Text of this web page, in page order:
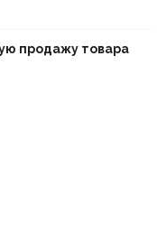
продажу товара